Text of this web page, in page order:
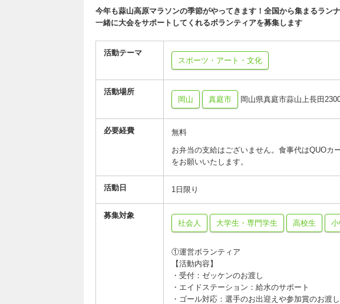
今年も蒜山高原マラソンの季節がやってきます！全国から集まるラン
一緒に大会をサポートしてくれるボランティアを募集します
活動テーマ
スポーツ・アート・文化
活動場所
岡山
真庭市 岡山県真庭市蒜山上長田
必要経費
無料
お弁当の支給はございません。食事代はQUOカ
をお願いいたします。
活動日 1日限り
募集対象
社会人
大学生・専門学生 高校生
①運営ボランティア
【活動内容】
・受付：ゼッケンのお渡し
・エイドステーション：給水のサポート
・ゴール対応：選手のお出迎えや参加賞のお渡し